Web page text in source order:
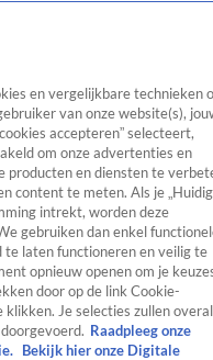
TV Algemeen
Tip
RealityCrimeVideo's
en vergelijkbare technieken
van onze website(s),
accepteren” selecteert,
om onze advertenties en
producten en diensten te
content te meten. Als je
intrekt, worden deze
gebruiken dan enkel
te laten functioneren en veilig te
opnieuw openen om je
door op de link Cookie-
Je selecties zullen overal
Raadpleeg onze
Bekijk hier onze Digitale